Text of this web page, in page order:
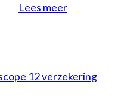
Lees meer